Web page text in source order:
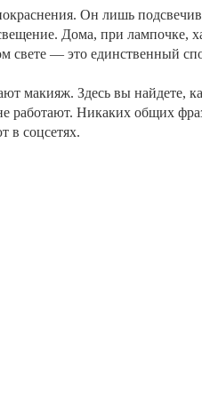
Он лишь
Дома, при лампочке,
свете — это единственный
макияж. Здесь вы найдете,
работают. Никаких общих
в соцсетях.